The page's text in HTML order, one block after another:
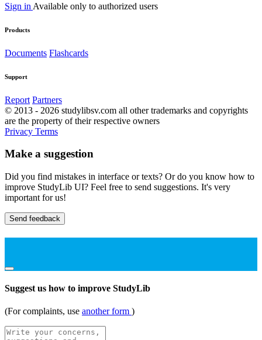
Sign in Available only to authorized users
Products
Documents Flashcards
Support
Report Partners
© 2013 - 2026 studylibsv.com all other trademarks and copyrights
are the property of their respective owners
Privacy Terms
Make a suggestion
Did you find mistakes in interface or texts? Or do you know how to
improve StudyLib UI? Feel free to send suggestions. It's very
important for us!
Send feedback
Suggest us how to improve StudyLib
(For complaints, use another form )